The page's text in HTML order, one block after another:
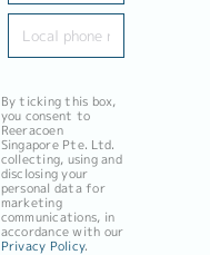
By ticking this box,
you consent to
Reeracoen
Singapore Pte. Ltd.
collecting, using and
disclosing your
personal data for
marketing
communications, in
accordance with our
Privacy Policy.